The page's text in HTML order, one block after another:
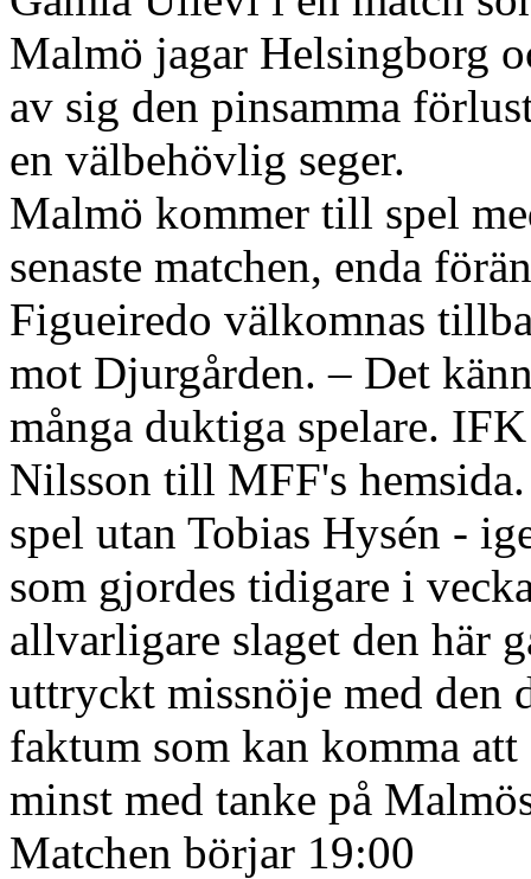
Malmö jagar Helsingborg
av sig den pinsamma
en välbehövlig seger.
Malmö kommer till spel
senaste matchen, enda
Figueiredo välkomnas
mot Djurgården. – Det
många duktiga spelare.
Nilsson till MFF's
spel utan Tobias Hysén -
som gjordes tidigare i
allvarligare slaget den här
uttryckt missnöje med den
faktum som kan komma
minst med tanke på
Matchen börjar 19:00